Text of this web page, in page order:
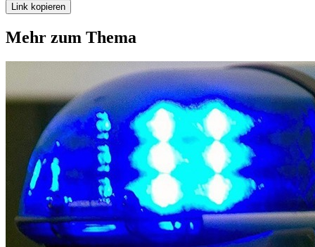
Link kopieren
Mehr zum Thema